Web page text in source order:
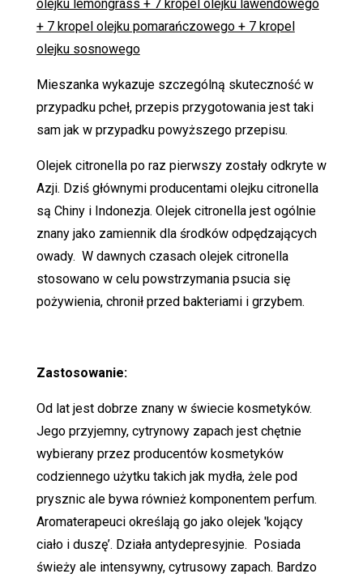
olejku lemongrass + 7 kropel olejku lawendowego
+ 7 kropel olejku pomarańczowego + 7 kropel
olejku sosnowego
Mieszanka wykazuje szczególną skuteczność w
przypadku pcheł, przepis przygotowania jest taki
sam jak w przypadku powyższego przepisu.
Olejek citronella po raz pierwszy zostały odkryte w
Azji. Dziś głównymi producentami olejku citronella
są Chiny i Indonezja. Olejek citronella jest ogólnie
znany jako zamiennik dla środków odpędzających
owady. W dawnych czasach olejek citronella
stosowano w celu powstrzymania psucia się
pożywienia, chronił przed bakteriami i grzybem.
Zastosowanie:
Od lat jest dobrze znany w świecie kosmetyków.
Jego przyjemny, cytrynowy zapach jest chętnie
wybierany przez producentów kosmetyków
codziennego użytku takich jak mydła, żele pod
prysznic ale bywa również komponentem perfum.
Aromaterapeuci określają go jako olejek 'kojący
ciało i duszę’. Działa antydepresyjnie. Posiada
świeży ale intensywny, cytrusowy zapach. Bardzo